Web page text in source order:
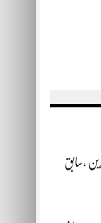
،سابق